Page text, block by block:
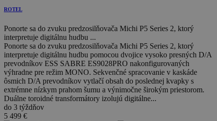
ROTEL
Ponorte sa do zvuku predzosilňovača Michi P5 Series 2, ktorý
interpretuje digitálnu hudbu ...
Ponorte sa do zvuku predzosilňovača Michi P5 Series 2, ktorý
interpretuje digitálnu hudbu pomocou dvojice vysoko presných D/A
prevodníkov ESS SABRE ES9028PRO nakonfigurovaných
výhradne pre režim MONO. Sekvenčné spracovanie v kaskáde
ôsmich D/A prevodníkov vytlačí obsah do poslednej kvapky s
extrémne nízkym prahom šumu a výnimočne širokým priestorom.
Duálne toroidné transformátory izolujú digitálne...
do 3 týždňov
5 499 €